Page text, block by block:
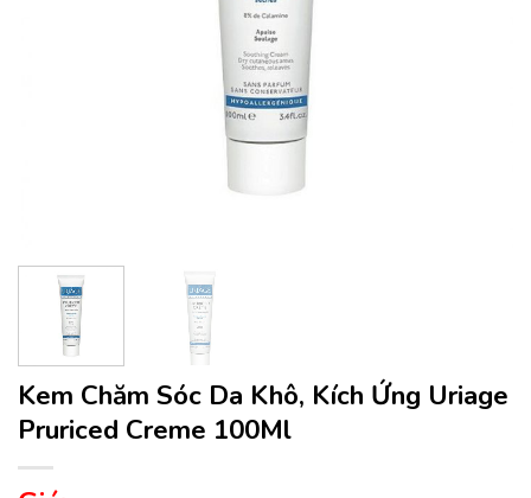
Kem Chăm Sóc Da Khô, Kích Ứng Uriage
Pruriced Creme 100Ml